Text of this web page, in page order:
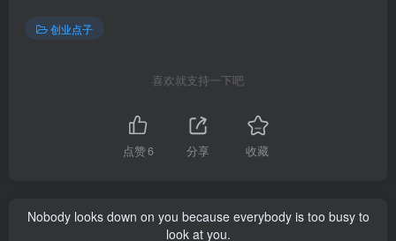
创业点子
喜欢就支持一下吧
点赞6 分享 收藏
Nobody looks down on you because everybody is too busy to
look at you.